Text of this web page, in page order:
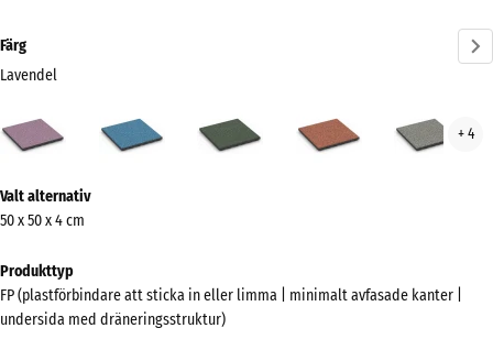
Färg
Lavendel
(active)
+ 4
information
om
färgerna?
Visa
färgpalett
Valt alternativ
50 x 50 x 4 cm
Produkttyp
FP (plastförbindare att sticka in eller limma | minimalt avfasade kanter |
undersida med dräneringsstruktur)